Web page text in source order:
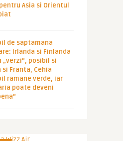
Asia si Orientul
de saptamana
Irlanda si Finlanda
„verzi”, posibil si
Franta, Cehia
ramane verde, iar
poate deveni